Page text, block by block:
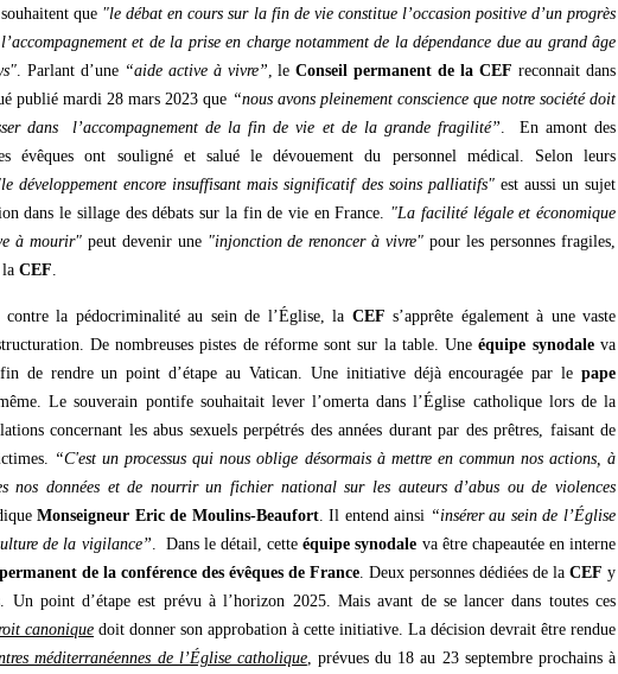
que "le débat en cours sur la fin de vie constitue l’occasion positive d’un progrès
et de la prise en charge notamment de la dépendance due au grand âge
. Parlant d’une “aide active à vivre”, leConseil permanent de la CEF reconnait dans
publié mardi 28 mars 2023 que “nous avons pleinement conscience que notre société doit
dans l’accompagnement de la fin de vie et de la grande fragilité”. En amont des
évêques ont souligné et salué le dévouement du personnel médical. Selon leurs
développement encore insuffisant mais significatif des soins palliatifs"est aussi un sujet
dans le sillage des débats sur la fin de vie en France. "La facilité légale et économique
à mourir"peut devenir une "injonction de renoncer à vivre" pour les personnes fragiles,
la CEF.
la pédocriminalité au sein de l’Église, la CEF s’apprête également à une vaste
De nombreuses pistes de réforme sont sur la table. Uneéquipe synodaleva
de rendre un point d’étape au Vatican. Une initiative déjà encouragée par le pape
Le souverain pontife souhaitait lever l’omerta dans l’Église catholique lors de la
concernant les abus sexuels perpétrés des années durant par des prêtres, faisant de
“C'est un processus qui nous oblige désormais à mettre en commun nos actions, à
nos données et de nourrir un fichier national sur les auteurs d’abus ou de violences
Monseigneur Eric de Moulins-Beaufort. Il entend ainsi “insérer au sein de l’Église
de la vigilance”. Dans le détail, cetteéquipe synodale va être chapeautée en interne
de la conférence des évêques de France. Deux personnes dédiées de la CEF y
Un point d’étape est prévu à l’horizon 2025. Mais avant de se lancer dans toutes ces
canonique doit donner son approbation à cette initiative. La décision devrait être rendue
méditerranéennes de l’Église catholique, prévues du 18 au 23 septembre prochains à